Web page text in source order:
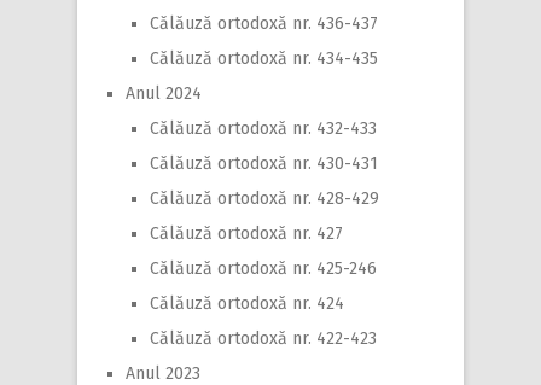
Călăuză ortodoxă nr. 436-437
Călăuză ortodoxă nr. 434-435
Anul 2024
Călăuză ortodoxă nr. 432-433
Călăuză ortodoxă nr. 430-431
Călăuză ortodoxă nr. 428-429
Călăuză ortodoxă nr. 427
Călăuză ortodoxă nr. 425-246
Călăuză ortodoxă nr. 424
Călăuză ortodoxă nr. 422-423
Anul 2023